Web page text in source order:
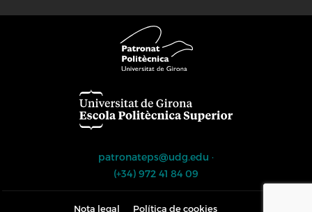
patronateps@udg.edu ·
(+34) 972 41 84 09
Nota legal Política de cookies